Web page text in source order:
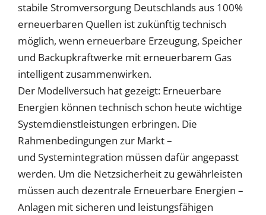
stabile Stromversorgung Deutschlands aus 100%
erneuerbaren Quellen ist zukünftig technisch
möglich, wenn erneuerbare Erzeugung, Speicher
und Backupkraftwerke mit erneuerbarem Gas
intelligent zusammenwirken.
Der Modellversuch hat gezeigt: Erneuerbare
Energien können technisch schon heute wichtige
Systemdienstleistungen erbringen. Die
Rahmenbedingungen zur Markt –
und Systemintegration müssen dafür angepasst
werden. Um die Netzsicherheit zu gewährleisten
müssen auch dezentrale Erneuerbare Energien –
Anlagen mit sicheren und leistungsfähigen